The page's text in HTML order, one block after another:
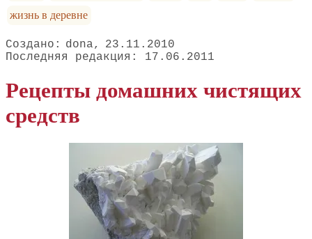
жизнь в деревне
dona
23.11.2010
17.06.2011
Рецепты домашних чистящих
средств